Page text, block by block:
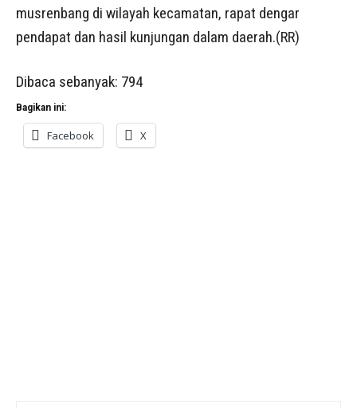
musrenbang di wilayah kecamatan, rapat dengar
pendapat dan hasil kunjungan dalam daerah.(RR)
Dibaca sebanyak: 794
Bagikan ini:
Facebook X